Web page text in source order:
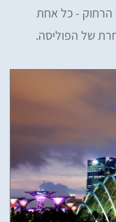
הרחוק - כל אחת
של הפוליסה.